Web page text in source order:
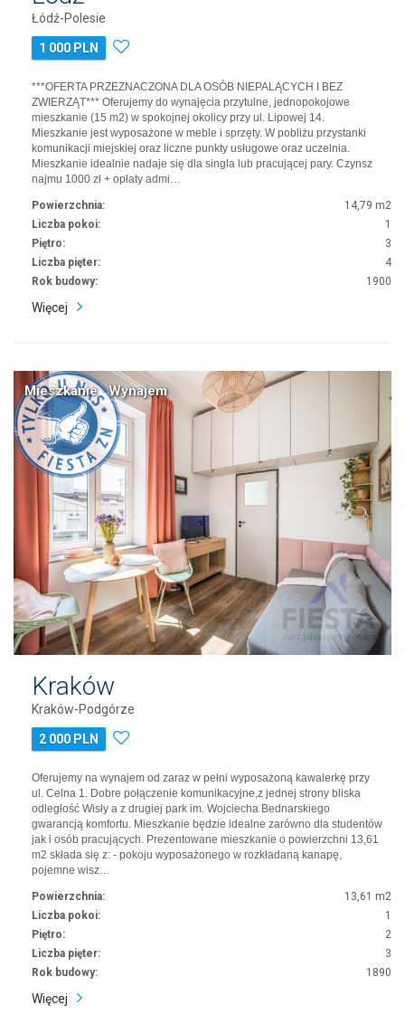
Łódź-Polesie
1 000 PLN
***OFERTA PRZEZNACZONA DLA OSÓB NIEPALĄCYCH I BEZ
ZWIERZĄT*** Oferujemy do wynajęcia przytulne, jednopokojowe
mieszkanie (15 m2) w spokojnej okolicy przy ul. Lipowej 14.
Mieszkanie jest wyposażone w meble i sprzęty. W pobliżu przystanki
komunikacji miejskiej oraz liczne punkty usługowe oraz uczelnia.
Mieszkanie idealnie nadaje się dla singla lub pracującej pary. Czynsz
najmu 1000 zł + opłaty admi…
Powierzchnia:
14,79 m2
Liczba pokoi:
1
Piętro:
3
Liczba pięter:
4
Rok budowy:
1900
Więcej
Mieszkanie · Wynajem
Kraków
Kraków-Podgórze
2 000 PLN
Oferujemy na wynajem od zaraz w pełni wyposażoną kawalerkę przy
ul. Celna 1. Dobre połączenie komunikacyjne,z jednej strony bliska
odległość Wisły a z drugiej park im. Wojciecha Bednarskiego
gwarancją komfortu. Mieszkanie będzie idealne zarówno dla studentów
jak i osób pracujących. Prezentowane mieszkanie o powierzchni 13,61
m2 składa się z: - pokoju wyposażonego w rozkładaną kanapę,
pojemne wisz…
Powierzchnia:
13,61 m2
Liczba pokoi:
1
Piętro:
2
Liczba pięter:
3
Rok budowy:
1890
Więcej